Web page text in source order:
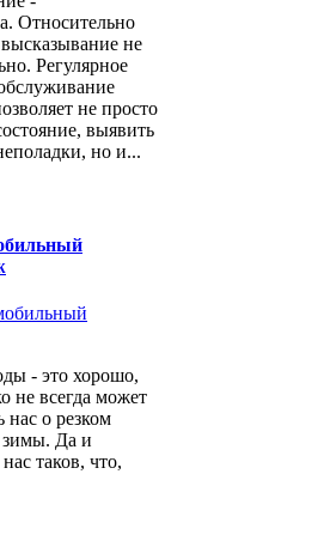
Относительно
не
Регулярное
не просто
выявить
но и...
- это хорошо,
не всегда может
нас о резком
зимы. Да и
таков, что,